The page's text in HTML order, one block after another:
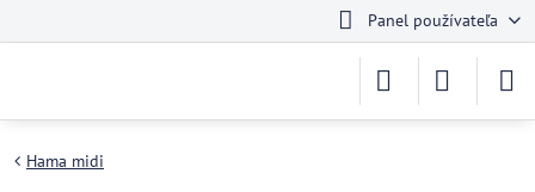
Panel používateľa
Hama midi